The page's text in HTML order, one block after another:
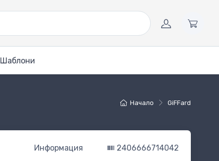
Шаблони
Начало GiFFard
Информация 2406666714042